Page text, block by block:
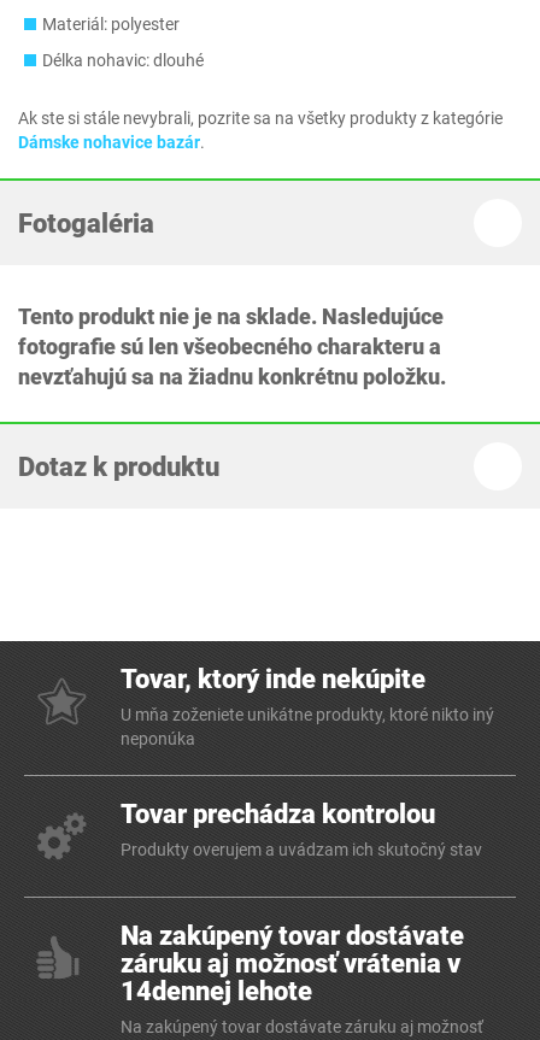
Materiál: polyester
Délka nohavic: dlouhé
Ak ste si stále nevybrali, pozrite sa na všetky produkty z kategórie
Dámske nohavice bazár.
Fotogaléria
Tento produkt nie je na sklade. Nasledujúce
fotografie sú len všeobecného charakteru a
nevzťahujú sa na žiadnu konkrétnu položku.
Dotaz k produktu
Tovar, ktorý inde nekúpite
U mňa zoženiete unikátne produkty, ktoré nikto iný
neponúka
Tovar prechádza kontrolou
Produkty overujem a uvádzam ich skutočný stav
Na zakúpený tovar dostávate
záruku aj možnosť vrátenia v
14dennej lehote
Na zakúpený tovar dostávate záruku aj možnosť